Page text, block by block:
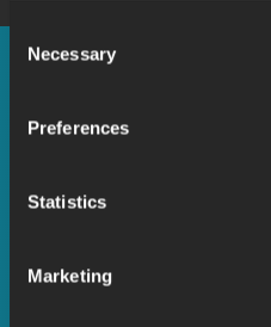
Consent
Selection
Necessary
Preferences
Statistics
Marketing
Automatisierung
der
On-Demand Webinar AI
Jetzt ansehen!